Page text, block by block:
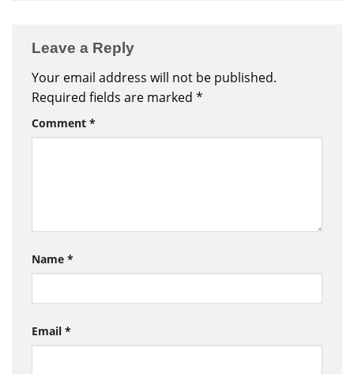
Leave a Reply
Your email address will not be published.
Required fields are marked *
Comment *
Name *
Email *